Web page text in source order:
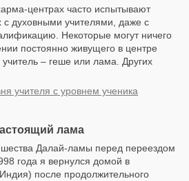
центрах часто испытывают
с духовными учителями, даже с
Некоторые могут ничего
постоянно живущего в центре
– геше или лама. Других
учителя с уровнем ученика
лама
Далай-ламы перед переездом
года я вернулся домой в
после продолжительного